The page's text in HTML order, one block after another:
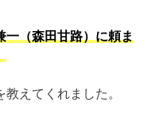
（森田甘路）に頼ま
えてくれました。